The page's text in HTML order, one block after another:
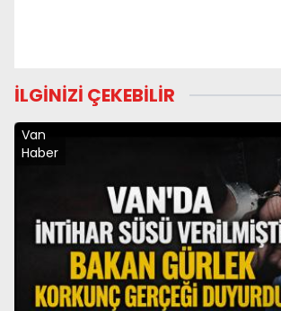
İLGİNİZİ ÇEKEBİLİR
Van
Haber